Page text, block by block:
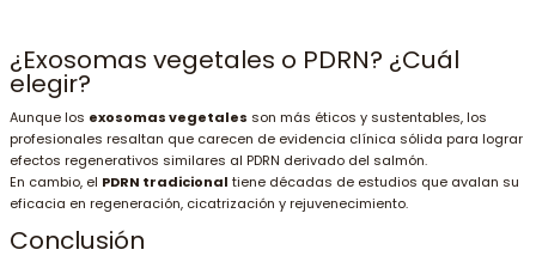
¿Exosomas vegetales o PDRN? ¿Cuál
elegir?
Aunque los exosomas vegetales son más éticos y sustentables, los
profesionales resaltan que carecen de evidencia clínica sólida para lograr
efectos regenerativos similares al PDRN derivado del salmón.
En cambio, el PDRN tradicional tiene décadas de estudios que avalan su
eficacia en regeneración, cicatrización y rejuvenecimiento.
Conclusión